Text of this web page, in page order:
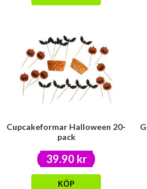
Cupcakeformar Halloween 20-
pack
39.90 kr
KÖP